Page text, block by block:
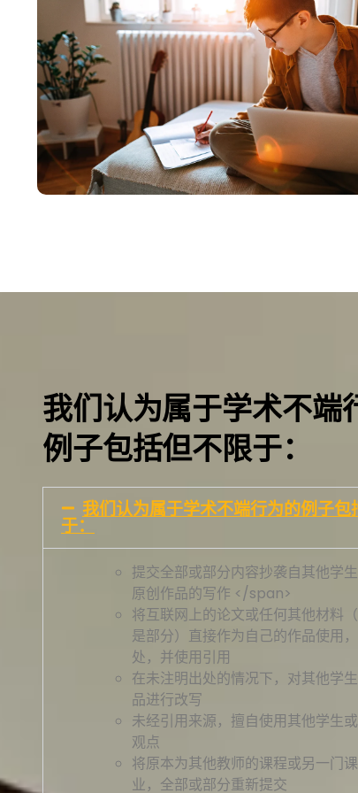
我们认为属于学术不端
例子包括但不限于：
我们认为属于学术不端行为的例子包
于：
提交全部或部分内容抄袭自其他学
原创作品的写作 </span>
将互联网上的论文或任何其他材料
是部分）直接作为自己的作品使用
处，并使用引用
在未注明出处的情况下，对其他学
品进行改写
未经引用来源，擅自使用其他学生
观点
将原本为其他教师的课程或另一门
业，全部或部分重新提交